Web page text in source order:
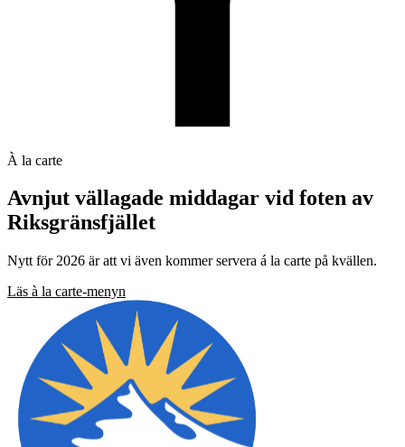
À la carte
Avnjut vällagade middagar vid foten av
Riksgränsfjället
Nytt för 2026 är att vi även kommer servera á la carte på kvällen.
Läs à la carte-menyn